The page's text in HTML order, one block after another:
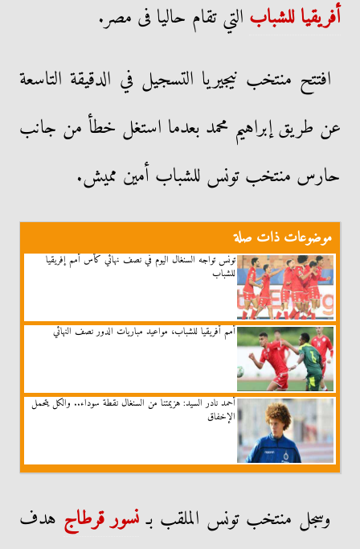
أفريقيا للشباب التي تقام حاليا فى مصر.
افتتح منتخب نيجيريا التسجيل في الدقيقة التاسعة
عن طريق إبراهيم محمد بعدما استغل خطأ من جانب
حارس منتخب تونس للشباب أمين مميش.
موضوعات ذات صلة
تونس تواجه السنغال اليوم في نصف نهائي كأس أمم إفريقيا
للشباب
أمم أفريقيا للشباب، مواعيد مباريات الدور نصف النهائي
أحمد نادر السيد: هزيمتنا من السنغال نقطة سوداء.. والكل يتحمل
الإخفاق
وسجل منتخب تونس الملقب بـنسور قرطاج هدف